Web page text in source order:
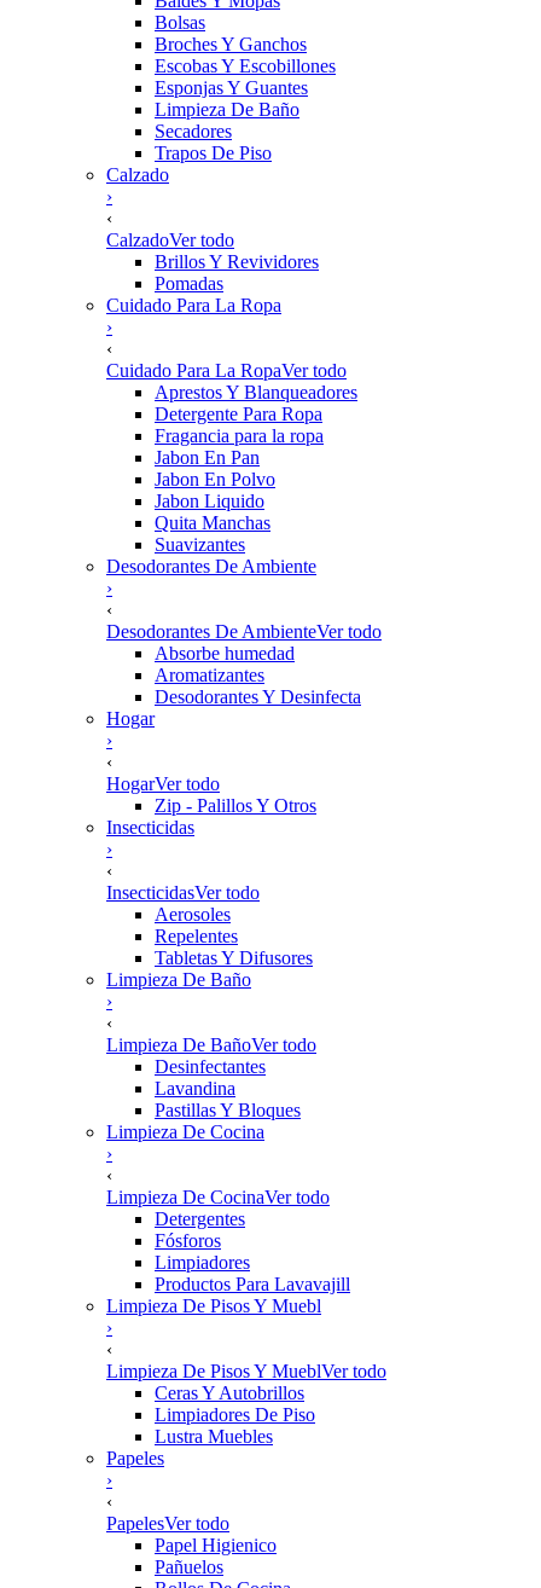
Bolsas
Broches Y Ganchos
Escobas Y Escobillones
Esponjas Y Guantes
Limpieza De Baño
Secadores
Trapos De Piso
Calzado
›
‹
CalzadoVer todo
Brillos Y Revividores
Pomadas
Cuidado Para La Ropa
›
‹
Cuidado Para La RopaVer todo
Aprestos Y Blanqueadores
Detergente Para Ropa
Fragancia para la ropa
Jabon En Pan
Jabon En Polvo
Jabon Liquido
Quita Manchas
Suavizantes
Desodorantes De Ambiente
›
‹
Desodorantes De AmbienteVer todo
Absorbe humedad
Aromatizantes
Desodorantes Y Desinfecta
Hogar
›
‹
HogarVer todo
Zip - Palillos Y Otros
Insecticidas
›
‹
InsecticidasVer todo
Aerosoles
Repelentes
Tabletas Y Difusores
Limpieza De Baño
›
‹
Limpieza De BañoVer todo
Desinfectantes
Lavandina
Pastillas Y Bloques
Limpieza De Cocina
›
‹
Limpieza De CocinaVer todo
Detergentes
Fósforos
Limpiadores
Productos Para Lavavajill
Limpieza De Pisos Y Muebl
›
‹
Limpieza De Pisos Y MueblVer todo
Ceras Y Autobrillos
Limpiadores De Piso
Lustra Muebles
Papeles
›
‹
PapelesVer todo
Papel Higienico
Pañuelos